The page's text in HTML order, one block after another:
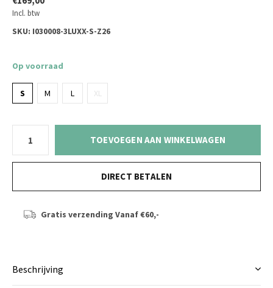
Incl. btw
SKU: I030008-3LUXX-S-Z26
Op voorraad
S M L XL
TOEVOEGEN AAN WINKELWAGEN
DIRECT BETALEN
Gratis verzending Vanaf €60,-
Beschrijving